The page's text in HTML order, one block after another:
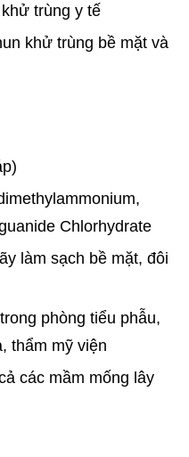
trùng y tế
khử trùng bề mặt và
Chlorhydrate
làm sạch bề mặt, đôi
phòng tiểu phẫu,
thẩm mỹ viện
các mầm mống lây